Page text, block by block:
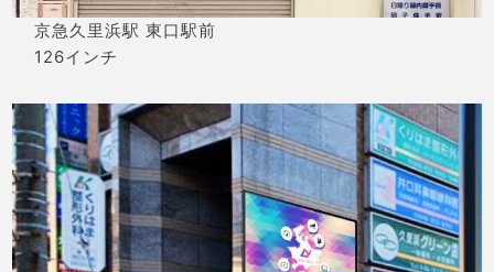
京急久里浜駅 東口駅前
126インチ